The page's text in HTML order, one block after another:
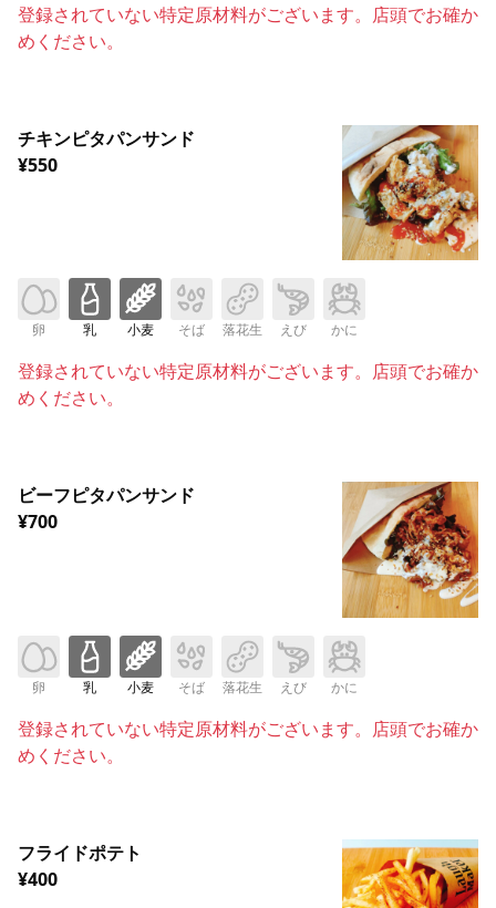
登録されていない特定原材料がございます。店頭でお確か
めください。
チキンピタパンサンド
¥550
卵 乳 小麦 そば 落花生 えび かに
登録されていない特定原材料がございます。店頭でお確か
めください。
ビーフピタパンサンド
¥700
卵 乳 小麦 そば 落花生 えび かに
登録されていない特定原材料がございます。店頭でお確か
めください。
フライドポテト
¥400